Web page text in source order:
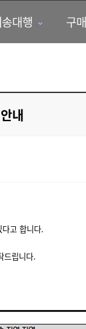
대행 구
내
고 합니다.
드립니다.